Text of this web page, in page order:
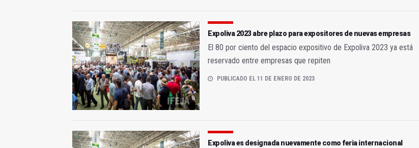
Expoliva 2023 abre plazo para expositores de nuevas empresas
El 80 por ciento del espacio expositivo de Expoliva 2023 ya está
reservado entre empresas que repiten
PUBLICADO EL 11 DE ENERO DE 2023
Expoliva es designada nuevamente como feria internacional